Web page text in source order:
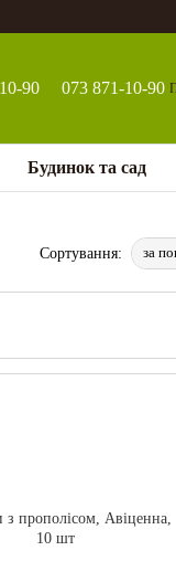
90 073 871-10-90
Будинок та сад
Сортування: за